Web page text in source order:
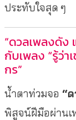
ประทับใจสุด ๆ
“ดวลเพลงดัง
กับเพลง “รู้ว่า
กร”
น้ำตาท่วมจอ “
พิสูจน์ฝีมือผ่านเ